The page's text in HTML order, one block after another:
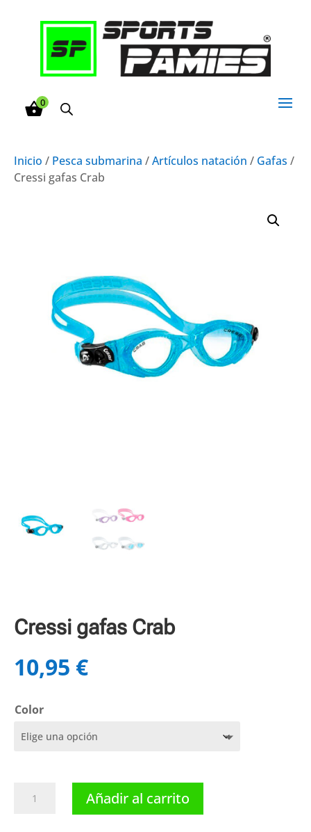
0
Inicio / Pesca submarina /Artículos natación / Gafas /
Cressi gafas Crab
Cressi gafas Crab
10,95 €
Color
gafas
Añadir al carrito